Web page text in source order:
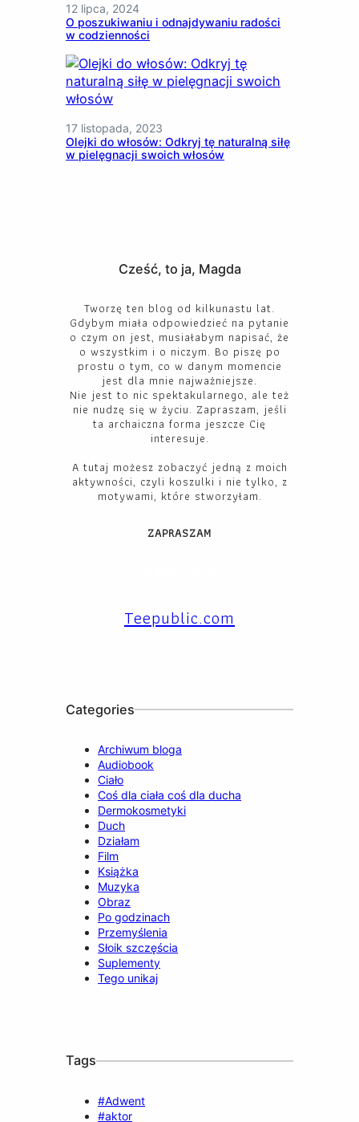
12 lipca, 2024
O poszukiwaniu i odnajdywaniu radości
w codzienności
17 listopada, 2023
Olejki do włosów: Odkryj tę naturalną siłę
w pielęgnacji swoich włosów
Cześć, to ja, Magda
Tworzę ten blog od kilkunastu lat.
Gdybym miała odpowiedzieć na pytanie
o czym on jest, musiałabym napisać, że
o wszystkim i o niczym. Bo piszę po
prostu o tym, co w danym momencie
jest dla mnie najważniejsze.
Nie jest to nic spektakularnego, ale też
nie nudzę się w życiu. Zapraszam, jeśli
ta archaiczna forma jeszcze Cię
interesuje.
A tutaj możesz zobaczyć jedną z moich
aktywności, czyli koszulki i nie tylko, z
motywami, które stworzyłam.
ZAPRASZAM
Teepublic.com
Categories
Archiwum bloga
Audiobook
Ciało
Coś dla ciała coś dla ducha
Dermokosmetyki
Duch
Działam
Film
Książka
Muzyka
Obraz
Po godzinach
Przemyślenia
Słoik szczęścia
Suplementy
Tego unikaj
Tags
#Adwent
#aktor